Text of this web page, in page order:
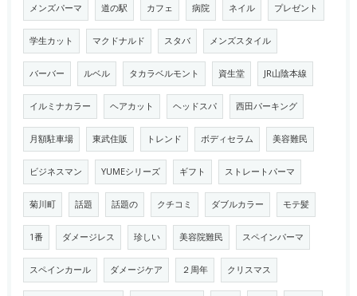
メンズパーマ 道の駅 カフェ 病院 ネイル プレゼント
学生カット マクドナルド スタバ メンズスタイル
バーバー ルベル タカラベルモント 資生堂 JR山陰本線
イルミナカラー ヘアカット ヘッドスパ 西田パーキング
月額駐車場 東武住販 トレンド ボディセラム 美容難民
ビジネスマン YUMEシリーズ ギフト ストレートパーマ
菊川町 話題 話題の クチコミ ダブルカラー モテ髪
1番 ダメージレス 珍しい 美容院難民 スペインパーマ
スペインカール ダメージケア ２周年 クリスマス